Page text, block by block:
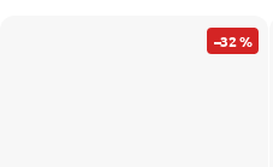
–32 %